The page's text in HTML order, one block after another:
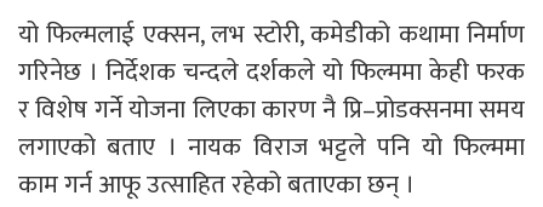
यो फिल्मलाई एक्सन, लभ स्टोरी, कमेडीको कथामा निर्माण
गरिनेछ । निर्देशक चन्दले दर्शकले यो फिल्ममा केही फरक
र विशेष गर्ने योजना लिएका कारण नै प्रि–प्रोडक्सनमा समय
लगाएको बताए । नायक विराज भट्टले पनि यो फिल्ममा
काम गर्न आफू उत्साहित रहेको बताएका छन् ।